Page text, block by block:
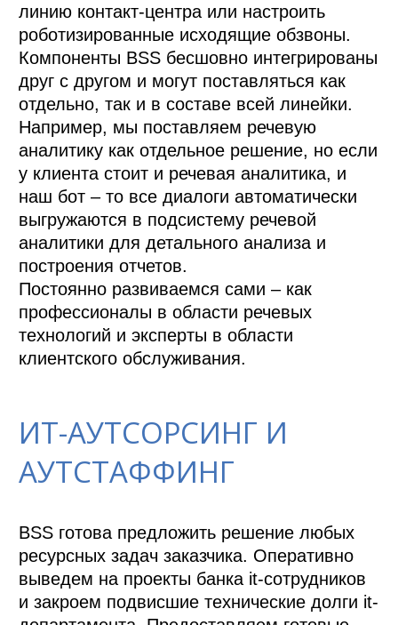
линию контакт-центра или настроить
роботизированные исходящие обзвоны.
Компоненты BSS бесшовно интегрированы
друг с другом и могут поставляться как
отдельно, так и в составе всей линейки.
Например, мы поставляем речевую
аналитику как отдельное решение, но если
у клиента стоит и речевая аналитика, и
наш бот – то все диалоги автоматически
выгружаются в подсистему речевой
аналитики для детального анализа и
построения отчетов.
Постоянно развиваемся сами – как
профессионалы в области речевых
технологий и эксперты в области
клиентского обслуживания.
ИТ-АУТСОРСИНГ И
АУТСТАФФИНГ
BSS готова предложить решение любых
ресурсных задач заказчика. Оперативно
выведем на проекты банка it-сотрудников
и закроем подвисшие технические долги it-